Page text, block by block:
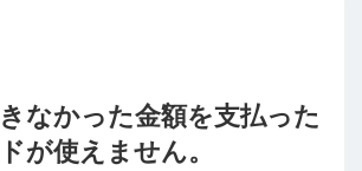
なかった金額を支払った
が使えません。